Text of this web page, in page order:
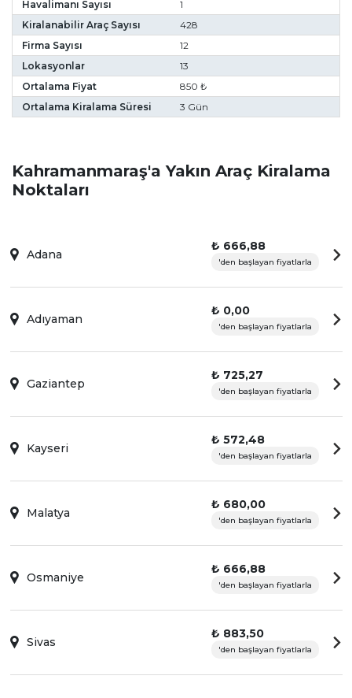
Havalimanı Sayısı
1
Kiralanabilir Araç Sayısı
428
Firma Sayısı
12
Lokasyonlar
13
Ortalama Fiyat
850 ₺
Ortalama Kiralama Süresi
3 Gün
Kahramanmaraş'a Yakın Araç Kiralama
Noktaları
Adana
₺ 666,88
'den başlayan fiyatlarla
Adıyaman
₺ 0,00
'den başlayan fiyatlarla
Gaziantep
₺ 725,27
'den başlayan fiyatlarla
Kayseri
₺ 572,48
'den başlayan fiyatlarla
Malatya
₺ 680,00
'den başlayan fiyatlarla
Osmaniye
₺ 666,88
'den başlayan fiyatlarla
Sivas
₺ 883,50
'den başlayan fiyatlarla